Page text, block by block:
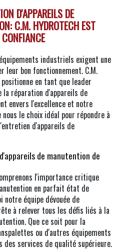
D'APPAREILS DE
C.M. HYDROTECH EST
industriels exigent une
leur bon fonctionnement. C.M.
positionne en tant que leader
la réparation d'appareils de
envers l'excellence et notre
le choix idéal pour répondre à
d'appareils de
de manutention de
l'importance critique
en parfait état de
notre équipe dévouée de
à relever tous les défis liés à la
Que ce soit pour la
ou d'autres équipements
des services de qualité supérieure.